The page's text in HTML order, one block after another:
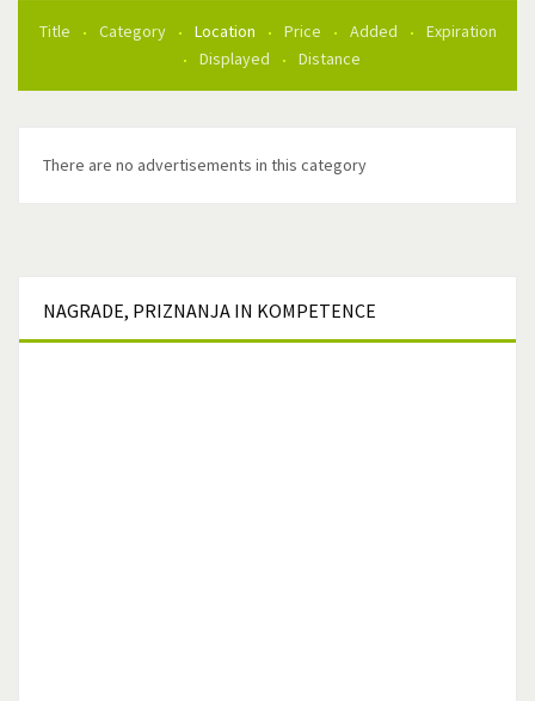
Title Category Location Price Added
Expiration
Displayed
Distance
There are no advertisements in this category
NAGRADE, PRIZNANJA IN KOMPETENCE